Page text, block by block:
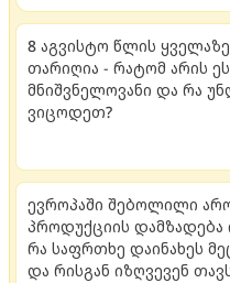
8 აგვისტო წლის
თარიღია - რატომ არის
მნიშვნელოვანი და რა
ვიცოდეთ?
ევროპაში შებოლილი
პროდუქციის დამზადება
რა საფრთხე დაინახეს
და რისგან იზღვევენ